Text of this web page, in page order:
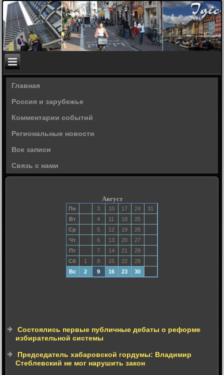
Главная
Россия и зарубежье
Комментарии событий
Региональные новости
Все записи
Связь с нами
Август
Пн 3 10 17 24
31
Вт
4 11 18
25
Ср
5 12 19
26
Чт
6 13 20
27
Пт
7 14 21
28
Сб
1 8 15 22
29
Вс
2 9 16 23 30
Состоялись первые публичные дебаты о реформе
избирательной системы
Председатель хабаровской гордумы: Владимир
Стеблевский не мог нарушить закон